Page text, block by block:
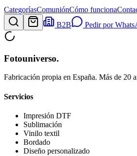
CategoríasComuniónCómo funciona
B2B
Pedir por
Fotouniverso.
Fabricación propia en España. Más de 20
Servicios
Impresión DTF
Sublimación
Vinilo textil
Bordado
Diseño personalizado